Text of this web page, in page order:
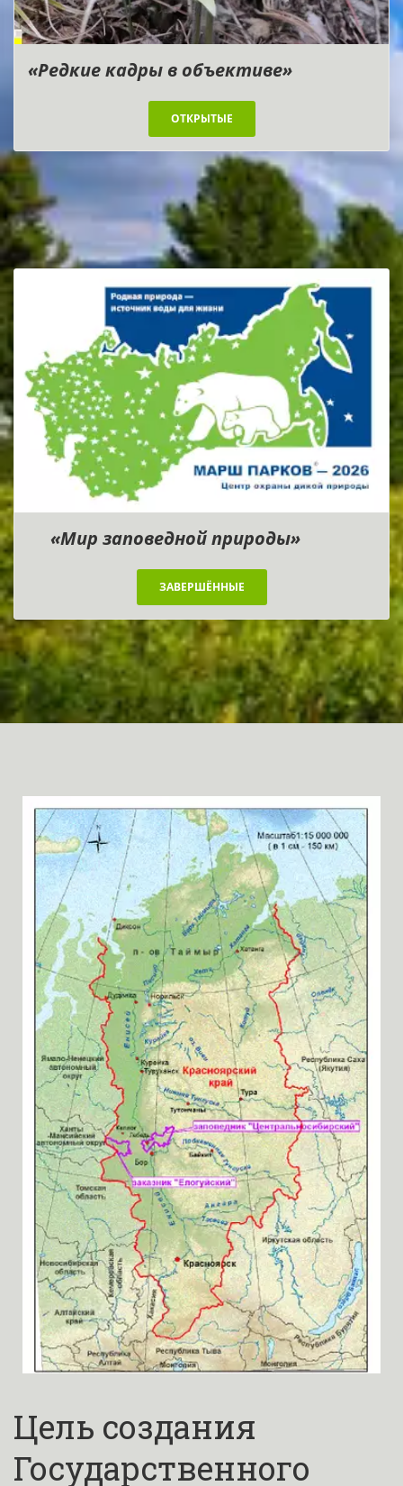
«Редкие кадры в объективе»
ОТКРЫТЫЕ
«Мир заповедной природы»
ЗАВЕРШЁННЫЕ
Цель создания
Государственного